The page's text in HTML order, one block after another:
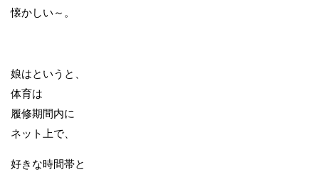
懐かしい～。
娘はというと、
体育は
履修期間内に
ネット上で、
好きな時間帯と